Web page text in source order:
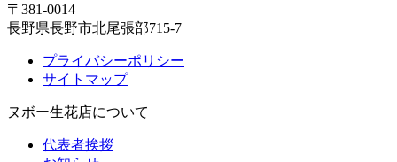
〒381-0014
長野県長野市北尾張部715-7
プライバシーポリシー
サイトマップ
ヌボー生花店について
代表者挨拶